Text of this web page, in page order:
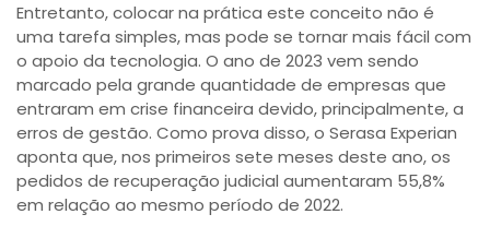
Entretanto, colocar na prática este conceito não é
uma tarefa simples, mas pode se tornar mais fácil com
o apoio da tecnologia. O ano de 2023 vem sendo
marcado pela grande quantidade de empresas que
entraram em crise financeira devido, principalmente, a
erros de gestão. Como prova disso, o Serasa Experian
aponta que, nos primeiros sete meses deste ano, os
pedidos de recuperação judicial aumentaram 55,8%
em relação ao mesmo período de 2022.